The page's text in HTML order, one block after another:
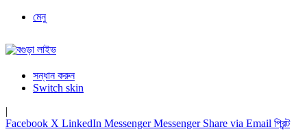
মেনু
সন্ধান করুন
Switch skin
|
Facebook X LinkedIn Messenger Messenger Share via Email প্রিন্ট